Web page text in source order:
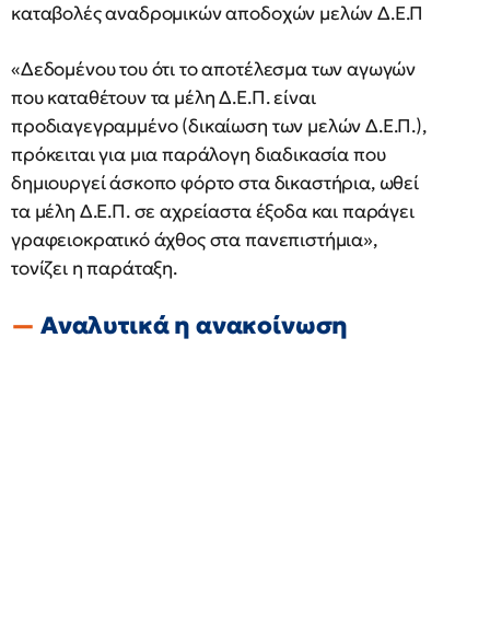
καταβολές αναδρομικών αποδοχών μελών Δ.Ε.Π
«Δεδομένου του ότι το αποτέλεσμα των αγωγών
που καταθέτουν τα μέλη Δ.Ε.Π. είναι
προδιαγεγραμμένο (δικαίωση των μελών Δ.Ε.Π.),
πρόκειται για μια παράλογη διαδικασία που
δημιουργεί άσκοπο φόρτο στα δικαστήρια, ωθεί
τα μέλη Δ.Ε.Π. σε αχρείαστα έξοδα και παράγει
γραφειοκρατικό άχθος στα πανεπιστήμια»,
τονίζει η παράταξη.
Αναλυτικά η ανακοίνωση